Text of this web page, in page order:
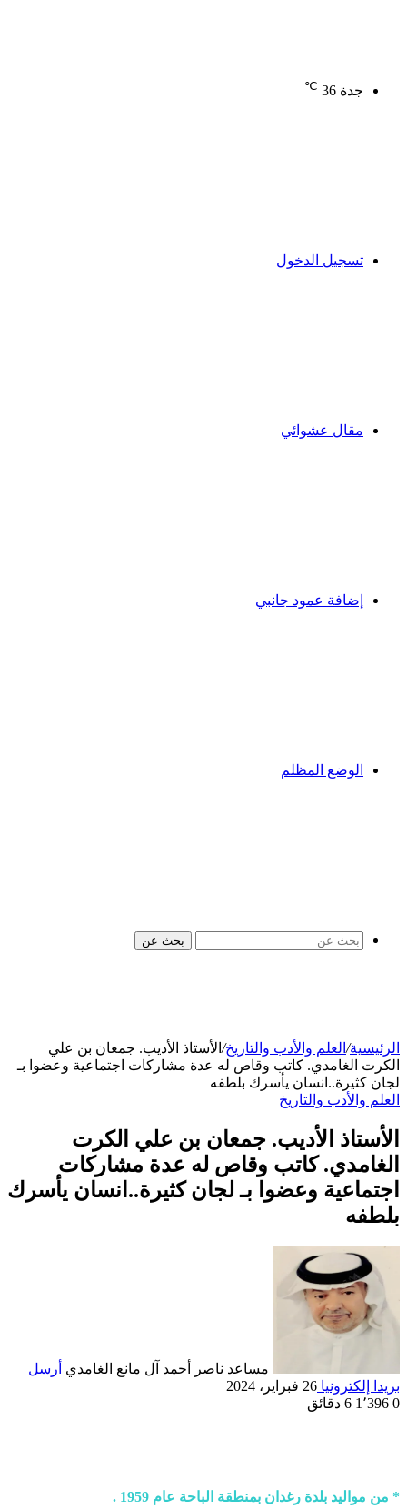
جدة 36
℃
تسجيل الدخول
مقال عشوائي
إضافة عمود جانبي
الوضع المظلم
بحث عن
الرئيسية/ العلم والأدب والتاريخ/ الأستاذ الأديب. جمعان بن علي
الكرت الغامدي. كاتب وقاص له عدة مشاركات اجتماعية وعضوا بـ
لجان كثيرة..انسان يأسرك بلطفه
العلم والأدب والتاريخ
الأستاذ الأديب. جمعان بن علي الكرت
الغامدي. كاتب وقاص له عدة مشاركات
اجتماعية وعضوا بـ لجان كثيرة..انسان يأسرك
بلطفه
مساعد ناصر أحمد آل مانع الغامدي أرسل
بريدا إلكترونيا 26 فبراير، 2024
0
6 دقائق
* من مواليد بلدة رغدان بمنطقة الباحة عام 1959 .